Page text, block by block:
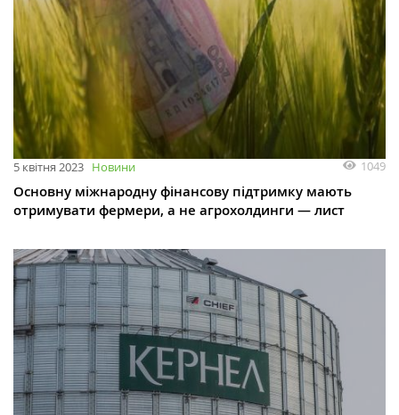
5 квітня 2023 Новини 1049
Основну міжнародну фінансову підтримку мають
отримувати фермери, а не агрохолдинги — лист